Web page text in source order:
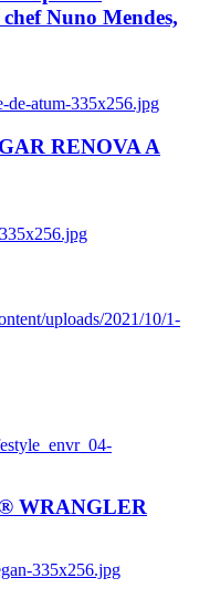
Nuno Mendes,
de-atum-335x256.jpg
RENOVA A
uploads/2021/10/1-
WRANGLER
335x256.jpg